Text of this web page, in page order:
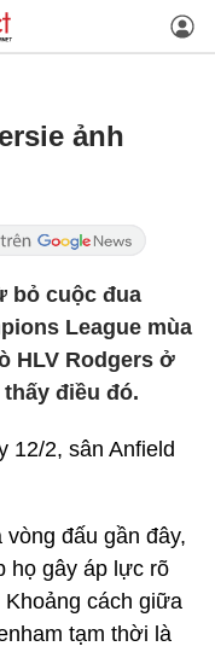
ảnh
bỏ cuộc đua
League mùa
HLV Rodgers ở
điều đó.
12/2, sân Anfield
đấu gần đây,
họ gây áp lực rõ
cách giữa
tạm thời là